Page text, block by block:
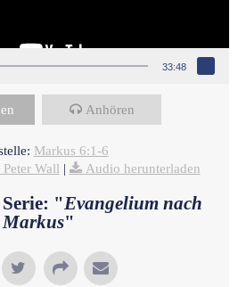
33:48
Anhören
Markus 6:1-6
Wall | Audio herunterladen
"Evangelium nach
Markus"